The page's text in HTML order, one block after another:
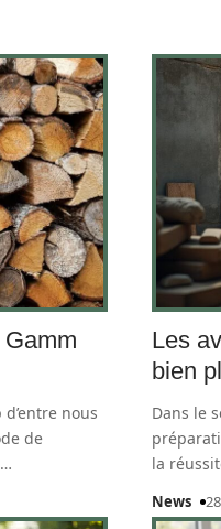
nous
de
…
Les
bien
Dans le
la
News